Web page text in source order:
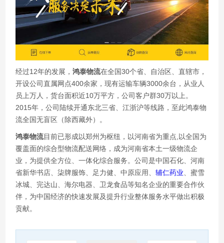
经过12年的发展，鸿泰物流在全国30个省、自治区、直辖市，
开设公司直属网点400余家，现有运输车辆3000余台，从业人
员上万人，货台面积近10万平方，公司客户群30万以上。
2015年，公司陆续开通东北三省、江浙沪等线路，至此鸿泰物
流全国无盲区（除西藏外）。
鸿泰物流目前已形成以郑州为枢纽，以河南省为重点,以全国为
覆盖面的综合型物流配送网络，成为河南省本土一级物流企
业，为提供全方位、一体化综合服务。公司是中国石化、河南
省新华书店、柒牌服饰、足力健、中原应用、辅仁药业 、蜜雪
冰城、完达山、海尔电器、卫龙食品等知名企业的重要合作伙
伴，为中国经济的快速发展及提升行业整体服务水平做出积极
贡献。